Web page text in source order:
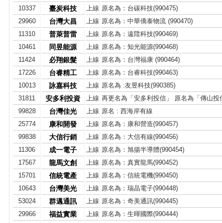
10337
臺炭科技 上線 原名為：台碳科技(990475)
29960
台灣大昌 上線 原名為：中華僑泰物流 (990470)
11310
普萊普雷 上線 原名為：遠陞科技(990469)
10461
同昱能源 上線 原名為：知光能源(990468)
11424
必翔銀髮 上線 原名為：台灣福康 (990464)
17226
台睿精工 上線 原名為：台睿科技(990463)
10013
詠嘉科技 上線 原名為 :友昱科技(990385)
31811
安多利投資 上線 再更名為「安多利投信」 原名為「傳山投
99828
台灣佳光 上線 原名 : 西海岸有線
25774
康和開發 上線 原名為：康和營造(990457)
99838
大信行銷 上線 原名為：大信有線(990456)
11306
成一電子 上線 原名為：旭揚半導體(990454)
17567
龍馬文創 上線 原名為：真實龍馬(990452)
15701
信統電產 上線 原名為：信統電機(990450)
10643
台灣美光 上線 原名為：瑞晶電子(990448)
53024
群邁通訊 上線 原名為：奇美通訊(990445)
29966
福益實業 上線 原名為：生暉國際(990444)